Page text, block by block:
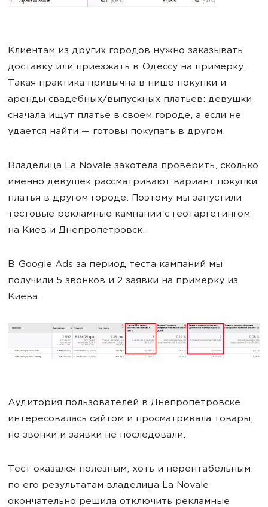
Клиентам из других городов нужно заказывать
доставку или приезжать в Одессу на примерку.
Такая практика привычна в нише покупки и
аренды свадебных/выпускных платьев: девушки
сначала ищут платье в своем городе, а если не
удается найти — готовы покупать в другом.
Владелица La Novale захотела проверить, сколько
именно девушек рассматривают вариант покупки
платья в другом городе. Поэтому мы запустили
тестовые рекламные кампании с геотаргетингом
на Киев и Днепропетровск.
В Google Ads за период теста кампаний мы
получили 5 звонков и 2 заявки на примерку из
Киева.
Аудитория пользователей в Днепропетровске
интересовалась сайтом и просматривала товары,
но звонки и заявки не последовали.
Тест оказался полезным, хоть и нерентабельным:
по его результатам владелица La Novale
окончательно решила отключить рекламные